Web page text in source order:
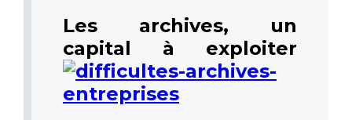
Les archives, un
capital à exploiter